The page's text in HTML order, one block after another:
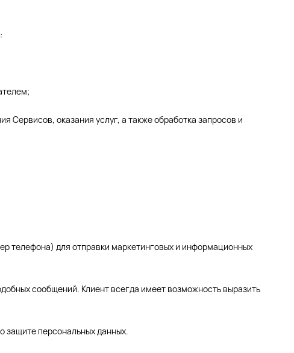
Сервисов, оказания услуг, а также обработка запросов и
телефона) для отправки маркетинговых и информационных
сообщений. Клиент всегда имеет возможность выразить
защите персональных данных.